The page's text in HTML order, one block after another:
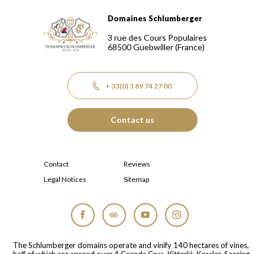
Domaines Schlumberger Vignerons 100% récoltants
Domaines Schlumberger
3 rue des Cours Populaires
68500Guebwiller(France)
+ 33(0) 3 89 74 27 00
Contact us
Contact
Reviews
Legal Notices
Sitemap
The Schlumberger domains operate and vinify 140 hectares of vines,